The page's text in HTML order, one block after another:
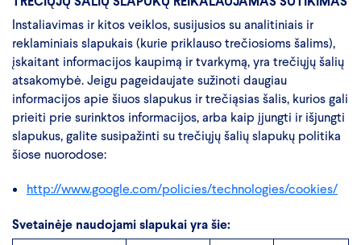
Instaliavimas ir kitos veiklos, susijusios su analitiniais ir
reklaminiais slapukais (kurie priklauso trečiosioms šalims),
įskaitant informacijos kaupimą ir tvarkymą, yra trečiųjų šalių
atsakomybė. Jeigu pageidaujate sužinoti daugiau
informacijos apie šiuos slapukus ir trečiąsias šalis, kurios gali
prieiti prie surinktos informacijos, arba kaip įjungti ir išjungti
slapukus, galite susipažinti su trečiųjų šalių slapukų politika
šiose nuorodose:
http://www.google.com/policies/technologies/cookies/
Svetainėje naudojami slapukai yra šie: